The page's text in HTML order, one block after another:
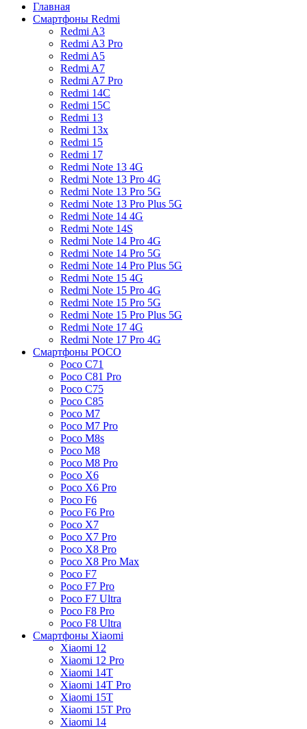
Главная
Смартфоны Redmi
Redmi A3
Redmi A3 Pro
Redmi A5
Redmi A7
Redmi A7 Pro
Redmi 14C
Redmi 15C
Redmi 13
Redmi 13x
Redmi 15
Redmi 17
Redmi Note 13 4G
Redmi Note 13 Pro 4G
Redmi Note 13 Pro 5G
Redmi Note 13 Pro Plus 5G
Redmi Note 14 4G
Redmi Note 14S
Redmi Note 14 Pro 4G
Redmi Note 14 Pro 5G
Redmi Note 14 Pro Plus 5G
Redmi Note 15 4G
Redmi Note 15 Pro 4G
Redmi Note 15 Pro 5G
Redmi Note 15 Pro Plus 5G
Redmi Note 17 4G
Redmi Note 17 Pro 4G
Смартфоны POCO
Poco C71
Poco C81 Pro
Poco C75
Poco C85
Poco M7
Poco M7 Pro
Poco M8s
Poco M8
Poco M8 Pro
Poco X6
Poco X6 Pro
Poco F6
Poco F6 Pro
Poco X7
Poco X7 Pro
Poco X8 Pro
Poco X8 Pro Max
Poco F7
Poco F7 Pro
Poco F7 Ultra
Poco F8 Pro
Poco F8 Ultra
Смартфоны Xiaomi
Xiaomi 12
Xiaomi 12 Pro
Xiaomi 14T
Xiaomi 14T Pro
Xiaomi 15T
Xiaomi 15T Pro
Xiaomi 14